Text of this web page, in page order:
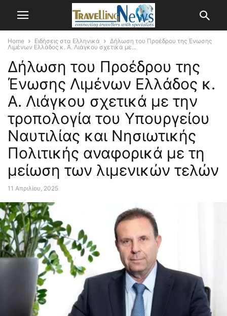
Home Ειδήσεις στα Ελληνικά
Δήλωση του Προέδρου της Ένωσης
Λιμένων Ελλάδος κ. Α. Λιάγκου σχετικά με...
Δήλωση του Προέδρου της
Ένωσης Λιμένων Ελλάδος κ.
Α. Λιάγκου σχετικά με την
τροπολογία του Υπουργείου
Ναυτιλίας και Νησιωτικής
Πολιτικής αναφορικά με τη
μείωση των λιμενικών τελών
11 Απριλίου, 2025